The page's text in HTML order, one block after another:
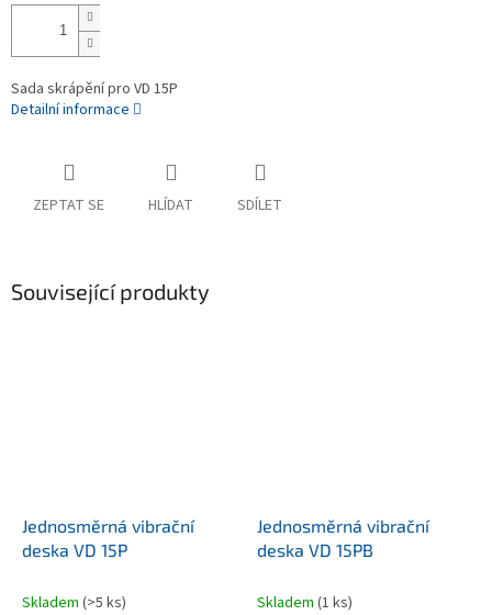
Sada skrápění pro VD 15P
Detailní informace
ZEPTAT SE HLÍDAT SDÍLET
Související produkty
Jednosměrná vibrační
deska VD 15P
Skladem (>5 ks)
Jednosměrná vibrační
deska VD 15PB
Skladem (1 ks)